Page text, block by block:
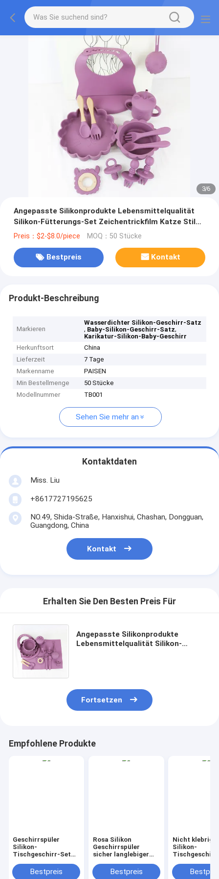
3/6
Angepasste Silikonprodukte Lebensmittelqualität
Silikon-Fütterungs-Set Zeichentrickfilm Katze Stil
Silikon-Babynahrungs-Set
Preis：$2-$8.0/piece MOQ：50 Stücke
Bestpreis Kontakt
Produkt-Beschreibung
Markieren
Wasserdichter Silikon-Geschirr-Satz
, Baby-Silikon-Geschirr-Satz,
Karikatur-Silikon-Baby-Geschirr
Herkunftsort
China
Lieferzeit
7 Tage
Markenname
PAISEN
Min Bestellmenge
50 Stücke
Modellnummer
TB001
Sehen Sie mehr an
Kontaktdaten
Miss. Liu
+8617727195625
NO.49, Shida-Straße, Hanxishui, Chashan, Dongguan,
Guangdong, China
Kontakt
Erhalten Sie Den Besten Preis Für
Angepasste Silikonprodukte
Lebensmittelqualität Silikon-
Fortsetzen
Empfohlene Produkte
Geschirrspüler
Silikon-
Tischgeschirr-Set
Bestpreis
Rosa Silikon
Geschirrspüler
sicher langlebiger
rutschfähig Ideal für
Catering
Bestpreis
Nicht
Silikon-
BPA-frei,
langlebig